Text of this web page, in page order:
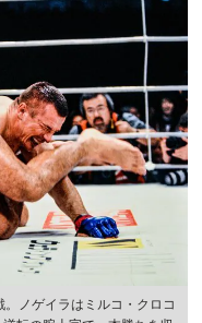
ノゲイラはミルコ・クロコ